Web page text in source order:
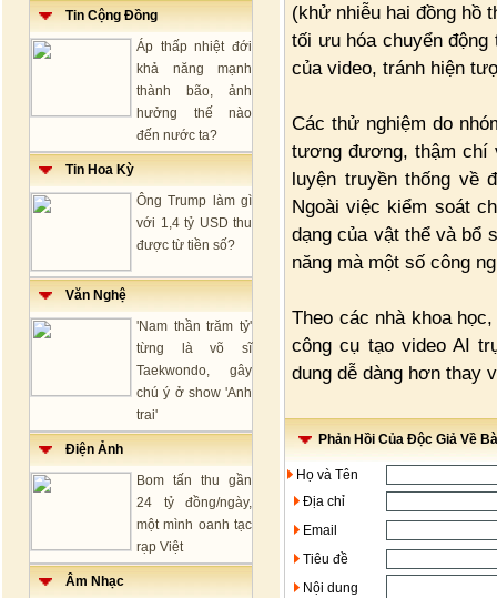
Tin Cộng Đồng
Áp thấp nhiệt đới
khả năng mạnh
thành bão, ảnh
hưởng thế nào
đến nước ta?
Tin Hoa Kỳ
Ông Trump làm gì
với 1,4 tỷ USD thu
được từ tiền số?
Văn Nghệ
'Nam thần trăm tỷ'
từng là võ sĩ
Taekwondo, gây
chú ý ở show 'Anh
trai'
Điện Ảnh
Bom tấn thu gần
24 tỷ đồng/ngày,
một mình oanh tạc
rạp Việt
Âm Nhạc
(khử nhiễu hai đồng hồ
tối ưu hóa chuyển
của video, tránh hiện
Các thử nghiệm do
tương đương, thậm chí
luyện truyền thống về
Ngoài việc kiểm soát
dạng của vật thể và bổ
năng mà một số công
Theo các nhà khoa
công cụ tạo video AI
dung dễ dàng hơn thay
Phản Hồi Của Độc Giả Về
Họ và Tên
Địa chỉ
Email
Tiêu đề
Nội dung